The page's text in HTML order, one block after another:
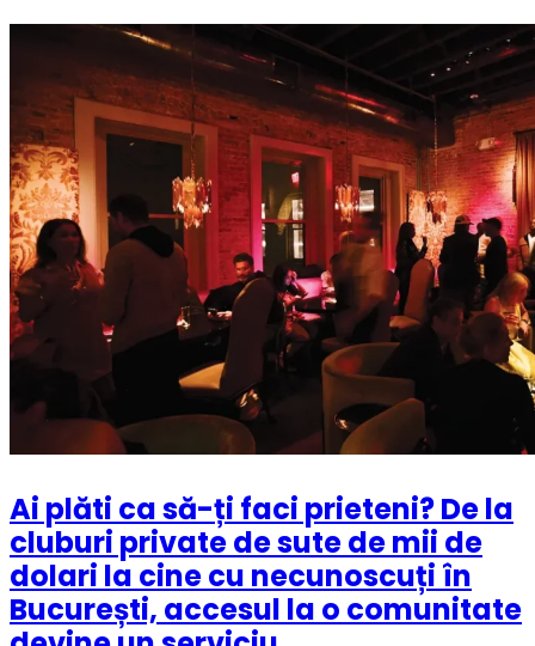
Ai plăti ca să-ți faci prieteni? De la
cluburi private de sute de mii de
dolari la cine cu necunoscuți în
București, accesul la o comunitate